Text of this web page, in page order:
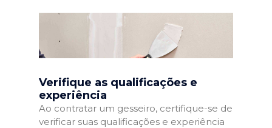
Verifique as qualificações e
experiência
Ao contratar um gesseiro, certifique-se de
verificar suas qualificações e experiência